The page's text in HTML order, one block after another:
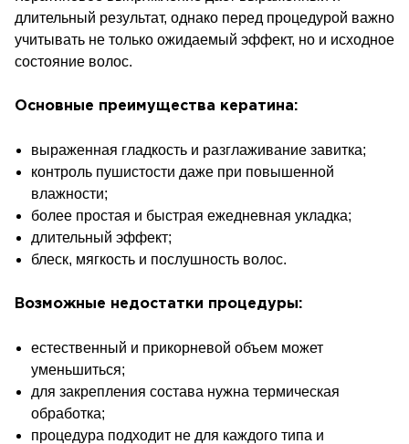
длительный результат, однако перед процедурой важно
учитывать не только ожидаемый эффект, но и исходное
состояние волос.
Основные преимущества кератина:
выраженная гладкость и разглаживание завитка;
контроль пушистости даже при повышенной
влажности;
более простая и быстрая ежедневная укладка;
длительный эффект;
блеск, мягкость и послушность волос.
Возможные недостатки процедуры:
естественный и прикорневой объем может
уменьшиться;
для закрепления состава нужна термическая
обработка;
процедура подходит не для каждого типа и